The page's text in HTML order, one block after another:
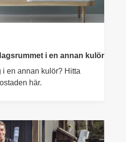
i en annan kulör
en annan kulör? Hitta
här.